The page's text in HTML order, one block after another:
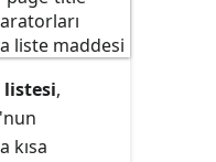
olmasıyla
kadar
sonra da
listesi,
kısa